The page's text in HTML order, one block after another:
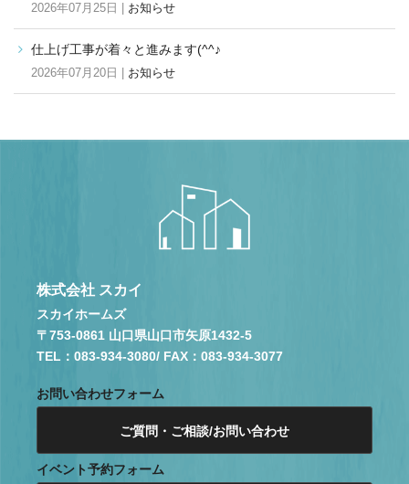
2026年07月25日 | お知らせ
仕上げ工事が着々と進みます(^^♪
2026年07月20日 | お知らせ
株式会社 スカイ
スカイホームズ
〒753-0861 山口県山口市矢原1432-5
TEL：083-934-3080/ FAX：083-934-3077
お問い合わせフォーム
ご質問・ご相談/お問い合わせ
イベント予約フォーム